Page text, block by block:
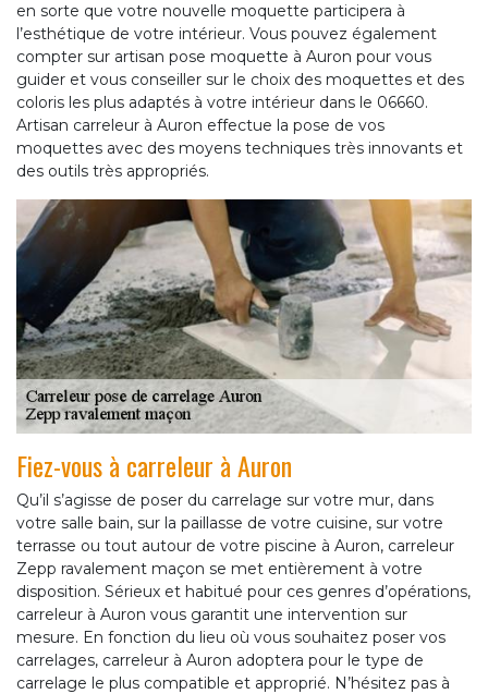
en sorte que votre nouvelle moquette participera à
l’esthétique de votre intérieur. Vous pouvez également
compter sur artisan pose moquette à Auron pour vous
guider et vous conseiller sur le choix des moquettes et des
coloris les plus adaptés à votre intérieur dans le 06660.
Artisan carreleur à Auron effectue la pose de vos
moquettes avec des moyens techniques très innovants et
des outils très appropriés.
Fiez-vous à carreleur à Auron
Qu’il s’agisse de poser du carrelage sur votre mur, dans
votre salle bain, sur la paillasse de votre cuisine, sur votre
terrasse ou tout autour de votre piscine à Auron, carreleur
Zepp ravalement maçon se met entièrement à votre
disposition. Sérieux et habitué pour ces genres d’opérations,
carreleur à Auron vous garantit une intervention sur
mesure. En fonction du lieu où vous souhaitez poser vos
carrelages, carreleur à Auron adoptera pour le type de
carrelage le plus compatible et approprié. N’hésitez pas à